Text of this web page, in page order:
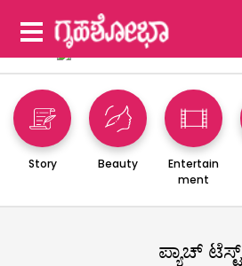
Story Beauty
Entertain
ment
ಪ್ಯಾಚ್ ಟೆಸ್ಟ್